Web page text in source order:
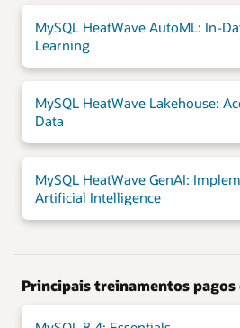
MySQL HeatWave AutoML: In-
Learning
MySQL HeatWave Lakehouse:
Data
MySQL HeatWave GenAI:
Artificial Intelligence
Principais treinamentos pagos